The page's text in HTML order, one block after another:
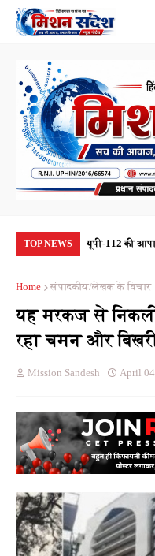
TOP NEWS
यूपी-112 की
22 मिनट
Home
संपादकीय/लेखक के विचार
यह मरकज से
रहा चमन और
Mission Sandesh April